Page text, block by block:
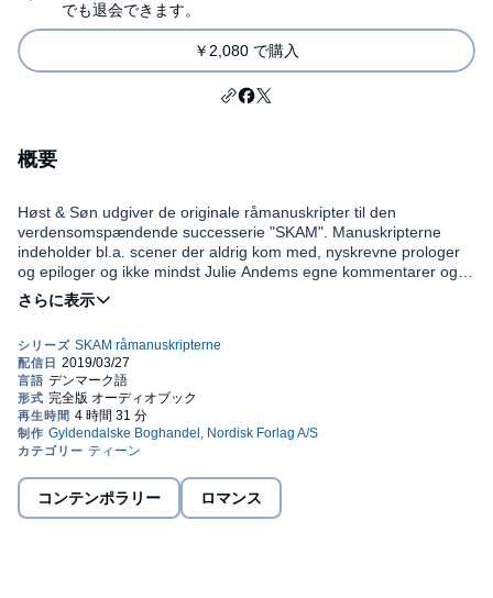
でも退会できます。
￥2,080 で購入
概要
Høst & Søn udgiver de originale råmanuskripter til den
verdensomspændende successerie "SKAM". Manuskripterne
indeholder bl.a. scener der aldrig kom med, nyskrevne prologer
og epiloger og ikke mindst Julie Andems egne kommentarer og
håndskrevne mind maps. Et unikt indblik i skabelsen af serien der
har tryllebundet millioner af seere verden over.
handler om Sana, som er sikker på, hvem hun er. Den seje pige,
der tør sige fra, og som ikke er bange for at stå ved sine
holdninger. Men Sana må indse, at alting ikke er en kamp, man
kan vinde ved at være hård. Hun bliver nødt til at finde ud af,
hvordan man er en god veninde, en god muslim og en god
normand - og samtidig er tro mod sig selv og sine egne følelser.
©2019 Gyldendal (P)2019 Gyldendal
コンテンポラリー ロマンス